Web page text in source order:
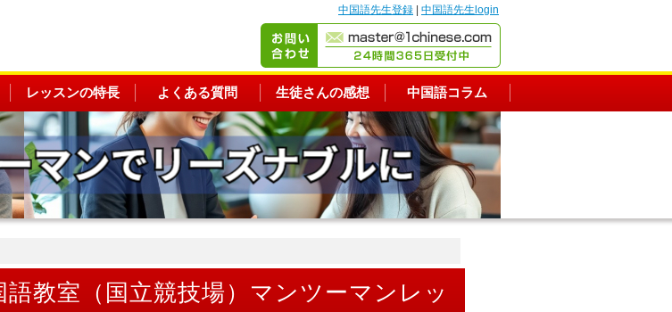
中国語先生登録 中国語先生login
レッスンの特長 よくある質問 生徒さんの感想 中国語コラム
教室（国立競技場）マンツーマンレッ